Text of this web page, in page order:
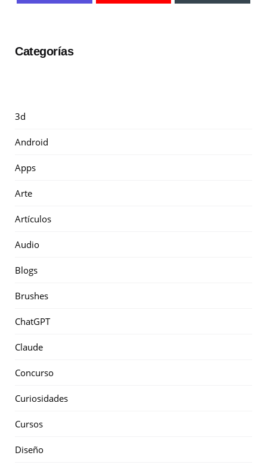
Categorías
3d
Android
Apps
Arte
Artículos
Audio
Blogs
Brushes
ChatGPT
Claude
Concurso
Curiosidades
Cursos
Diseño